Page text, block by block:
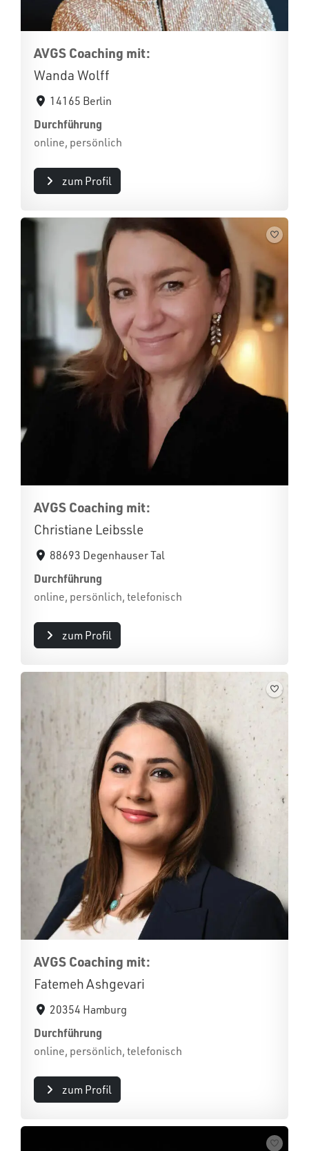
AVGS Coaching mit:
Wanda Wolff
14165 Berlin
Durchführung
online, persönlich
zum Profil
AVGS Coaching mit:
Christiane Leibssle
88693 Degenhauser Tal
Durchführung
online, persönlich, telefonisch
zum Profil
AVGS Coaching mit:
Fatemeh Ashgevari
20354 Hamburg
Durchführung
online, persönlich, telefonisch
zum Profil